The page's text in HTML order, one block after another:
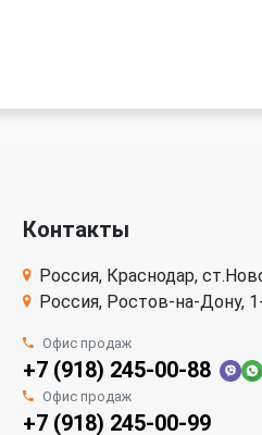
Контакты
Россия, Краснодар,
Россия, Ростов-на-Дону,
Офис продаж
+7 (918) 245-00-88
Офис продаж
+7 (918) 245-00-99